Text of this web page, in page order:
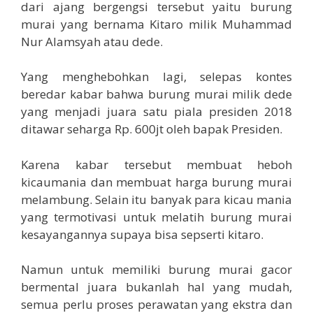
dari ajang bergengsi tersebut yaitu burung
murai yang bernama Kitaro milik Muhammad
Nur Alamsyah atau dede.
Yang menghebohkan lagi, selepas kontes
beredar kabar bahwa burung murai milik dede
yang menjadi juara satu piala presiden 2018
ditawar seharga Rp. 600jt oleh bapak Presiden.
Karena kabar tersebut membuat heboh
kicaumania dan membuat harga burung murai
melambung. Selain itu banyak para kicau mania
yang termotivasi untuk melatih burung murai
kesayangannya supaya bisa sepserti kitaro.
Namun untuk memiliki burung murai gacor
bermental juara bukanlah hal yang mudah,
semua perlu proses perawatan yang ekstra dan